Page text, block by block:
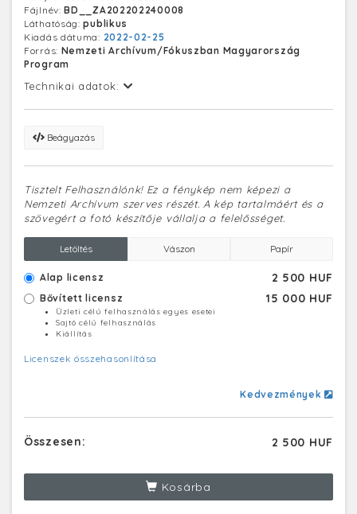
késő középkori városfal közé esik, környékének utcái
feltehetően a középkori utcaszerkezetet őrzik. Buda
1684-es sikertelen ostromáról készült metszeten már
azonosítható a Váci kapu közében álló dzsámi, aminek
a helyén épült később a Szerviták temploma.
Fájlnév:BD__ZA202202240008
Láthatóság:publikus
Kiadás dátuma: 2022-02-25
Forrás: Nemzeti Archívum/Fókuszban Magyarország
Program
Technikai adatok:
Beágyazás
Tisztelt Felhasználónk! Ez a fénykép nem képezi a
Nemzeti Archívum szerves részét. A kép tartalmáért és a
szövegért a fotó készítője vállalja a felelősséget.
Letöltés Vászon Papír
Alap licensz 2 500 HUF
Bővített licensz 15 000 HUF
Üzleti célú felhasználás egyes esetei
Sajtó célú felhasználás
Kiállítás
Licenszek összehasonlítása
Kedvezmények
Összesen: 2 500 HUF
Kosárba